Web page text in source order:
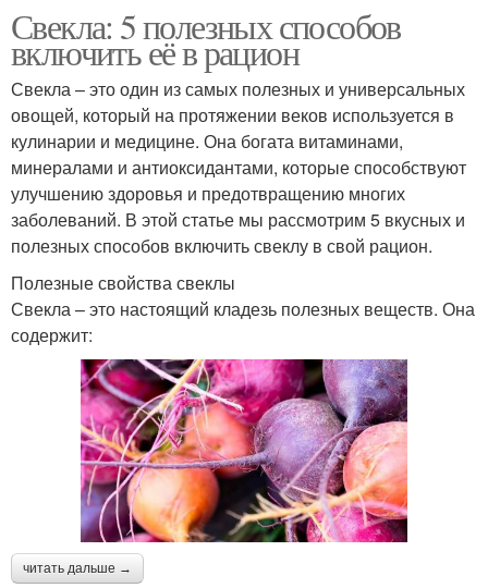
Свекла: 5 полезных способов
включить её в рацион
Свекла – это один из самых полезных и универсальных
овощей, который на протяжении веков используется в
кулинарии и медицине. Она богата витаминами,
минералами и антиоксидантами, которые способствуют
улучшению здоровья и предотвращению многих
заболеваний. В этой статье мы рассмотрим 5 вкусных и
полезных способов включить свеклу в свой рацион.
Полезные свойства свеклы
Свекла – это настоящий кладезь полезных веществ. Она
содержит:
читать дальше →